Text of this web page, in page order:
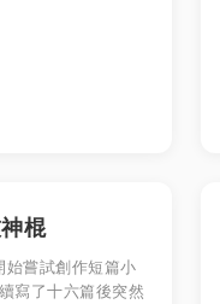
棍
始嘗試創作短篇小
寫了十六篇後突然